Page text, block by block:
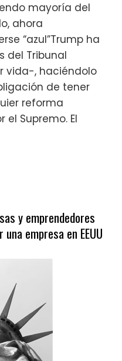
mayoría del
ahora
“azul”Trump ha
del Tribunal
vida-, haciéndolo
de tener
reforma
Supremo. El
y emprendedores
empresa en EEUU